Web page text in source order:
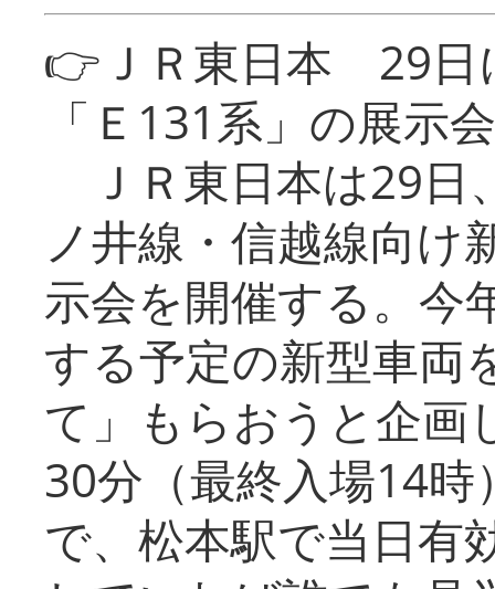
👉ＪＲ東日本 29日
「Ｅ131系」の展示会
ＪＲ東日本は29日
ノ井線・信越線向け
示会を開催する。今
する予定の新型車両
て」もらおうと企画
30分（最終入場14
で、松本駅で当日有